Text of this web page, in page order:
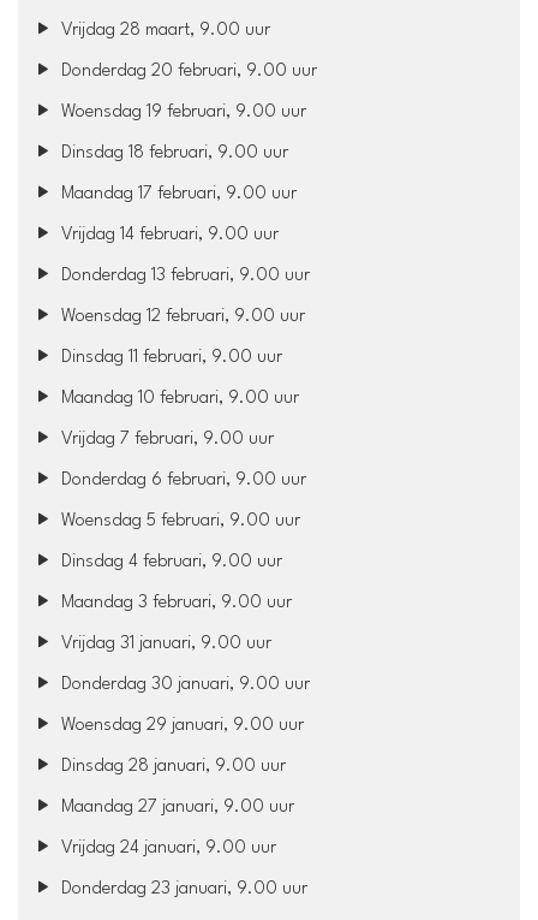
Vrijdag 28 maart, 9.00 uur
Donderdag 20 februari, 9.00 uur
Woensdag 19 februari, 9.00 uur
Dinsdag 18 februari, 9.00 uur
Maandag 17 februari, 9.00 uur
Vrijdag 14 februari, 9.00 uur
Donderdag 13 februari, 9.00 uur
Woensdag 12 februari, 9.00 uur
Dinsdag 11 februari, 9.00 uur
Maandag 10 februari, 9.00 uur
Vrijdag 7 februari, 9.00 uur
Donderdag 6 februari, 9.00 uur
Woensdag 5 februari, 9.00 uur
Dinsdag 4 februari, 9.00 uur
Maandag 3 februari, 9.00 uur
Vrijdag 31 januari, 9.00 uur
Donderdag 30 januari, 9.00 uur
Woensdag 29 januari, 9.00 uur
Dinsdag 28 januari, 9.00 uur
Maandag 27 januari, 9.00 uur
Vrijdag 24 januari, 9.00 uur
Donderdag 23 januari, 9.00 uur